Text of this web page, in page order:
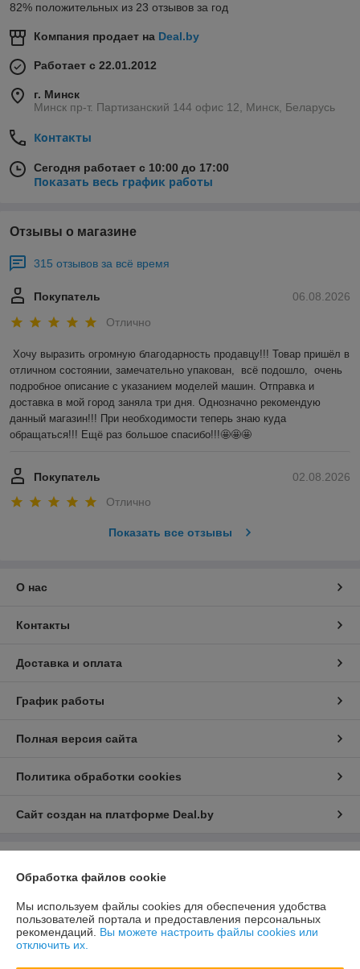
82% положительных из 23 отзывов за год
Компания продает на Deal.by
Работает с 22.01.2012
г. Минск
Минск пр-т. Партизанский 144 офис 12, Минск, Беларусь
Контакты
Сегодня работает с 10:00 до 17:00
Показать весь график работы
Отзывы о магазине
315 отзывов за всё время
06.08.2026
Покупатель
Отлично
Хочу выразить огромную благодарность продавцу!!! Товар пришёл в
отличном состоянии, замечательно упакован,  всё подошло,  очень
подробное описание с указанием моделей машин. Отправка и
доставка в мой город заняла три дня. Однозначно рекомендую
данный магазин!!! При необходимости теперь знаю куда
обращаться!!! Ещё раз большое спасибо!!!🤩🤩🤩
02.08.2026
Покупатель
Отлично
Показать все отзывы
О нас
Контакты
Доставка и оплата
График работы
Полная версия сайта
Политика обработки cookies
Сайт создан на платформе Deal.by
220026, г. Минск пр-т Партизанский д.144 офис 12
Регистрационный номер ЕГР: 193638764
Обработка файлов cookie
Мы используем файлы cookies для обеспечения удобства
пользователей портала и предоставления персональных
рекомендаций. Вы можете настроить файлы cookies или
отключить их.